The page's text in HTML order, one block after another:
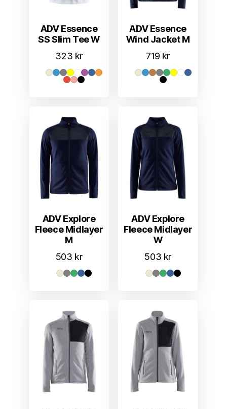
ADV Essence
SS Slim Tee W
323 kr
ADV Essence
Wind Jacket M
719 kr
ADV Explore
Fleece Midlayer
M
503 kr
ADV Explore
Fleece Midlayer
W
503 kr